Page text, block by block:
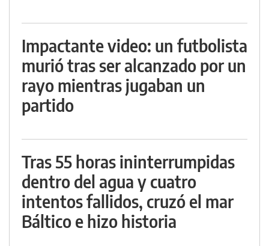
Impactante video: un futbolista
murió tras ser alcanzado por un
rayo mientras jugaban un
partido
Tras 55 horas ininterrumpidas
dentro del agua y cuatro
intentos fallidos, cruzó el mar
Báltico e hizo historia